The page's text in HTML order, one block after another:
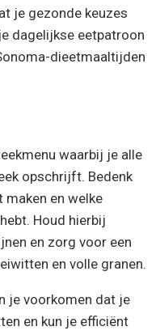
je gezonde keuzes
dagelijkse eetpatroon
dieetmaaltijden
waarbij je alle
opschrijft. Bedenk
en welke
Houd hierbij
en zorg voor een
en volle granen.
je voorkomen dat je
en kun je efficiënt